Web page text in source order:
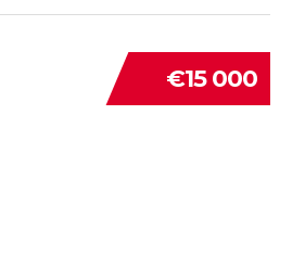
€15 000